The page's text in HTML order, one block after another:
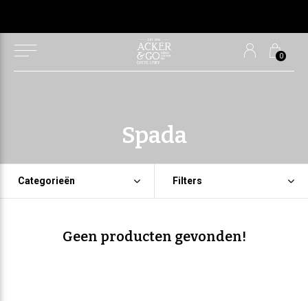
0
Spada
Categorieën Filters
Geen producten gevonden!